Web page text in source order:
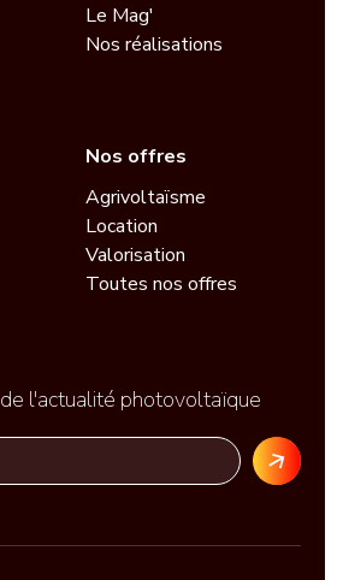
Le Mag'
Nos réalisations
Nos offres
Agrivoltaïsme
Location
Valorisation
Toutes nos offres
de l'actualité photovoltaïque